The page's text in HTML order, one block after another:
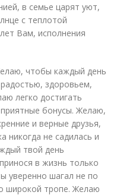
в семье царят уют,
с теплотой
Вам, исполнения
чтобы каждый день
здоровьем,
легко достигать
бонусы. Желаю,
и верные друзья,
никогда не садилась и
твой день
в жизнь только
уверенно шагал не по
широкой тропе. Желаю